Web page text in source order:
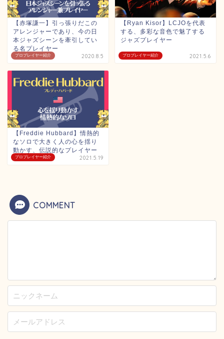
プロプレイヤー紹介
【赤塚謙一】引っ張りだこの
アレンジャーであり、今の日
本ジャズシーンを牽引してい
る名プレイヤー
2020.8.5 プロプレイヤー紹介
【Ryan Kisor】LCJOを代表
する、多彩な音色で魅了する
ジャズプレイヤー
2021.5.6
プロプレイヤー紹介
【Freddie Hubbard】情熱的
なソロで大きく人の心を揺り
動かす、伝説的なプレイヤー
2021.5.19
COMMENT